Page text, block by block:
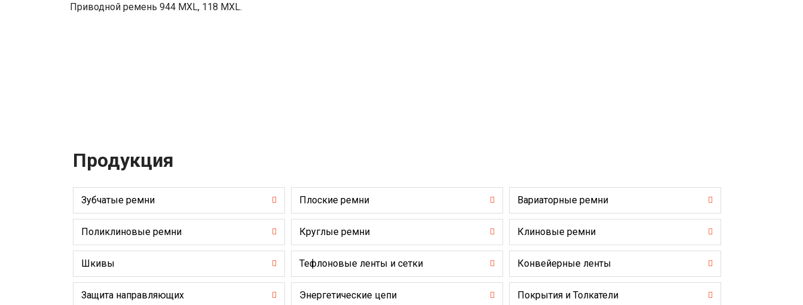
Приводной ремень 944 MXL, 118 MXL.
Продукция
Зубчатые ремни Плоские ремни Вариаторные ремни
Поликлиновые ремни Круглые ремни Клиновые ремни
Шкивы Тефлоновые ленты и сетки Конвейерные ленты
Защита направляющих Энергетические цепи Покрытия и Толкатели